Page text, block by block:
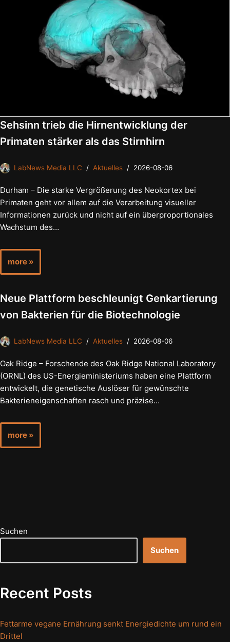
Sehsinn trieb die Hirnentwicklung der
Primaten stärker als das Stirnhirn
LabNews Media LLC Aktuelles 2026-08-06
Durham – Die starke Vergrößerung des Neokortex bei
Primaten geht vor allem auf die Verarbeitung visueller
Informationen zurück und nicht auf ein überproportionales
Wachstum des…
more »
Neue Plattform beschleunigt Genkartierung
von Bakterien für die Biotechnologie
LabNews Media LLC Aktuelles 2026-08-06
Oak Ridge – Forschende des Oak Ridge National Laboratory
(ORNL) des US-Energieministeriums haben eine Plattform
entwickelt, die genetische Auslöser für gewünschte
Bakterieneigenschaften rasch und präzise…
more »
Suchen
Suchen
Recent Posts
Fettarme vegane Ernährung senkt Energiedichte um rund ein
Drittel